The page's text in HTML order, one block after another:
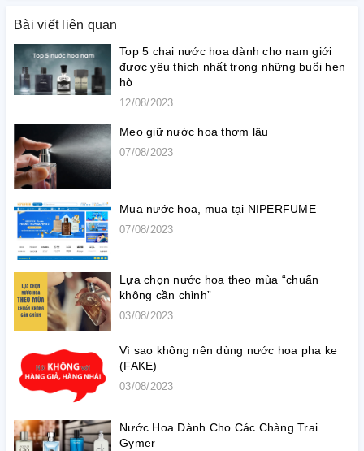
Bài viết liên quan
Top 5 chai nước hoa dành cho nam giới
được yêu thích nhất trong những buổi hẹn
hò
12/08/2023
Mẹo giữ nước hoa thơm lâu
07/08/2023
Mua nước hoa, mua tại NIPERFUME
07/08/2023
Lựa chọn nước hoa theo mùa “chuẩn
không cần chỉnh”
03/08/2023
Vì sao không nên dùng nước hoa pha ke
(FAKE)
03/08/2023
Nước Hoa Dành Cho Các Chàng Trai
Gymer